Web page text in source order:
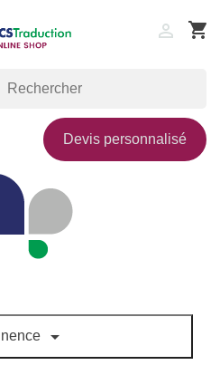
shopping_cart

Devis personnalisé
